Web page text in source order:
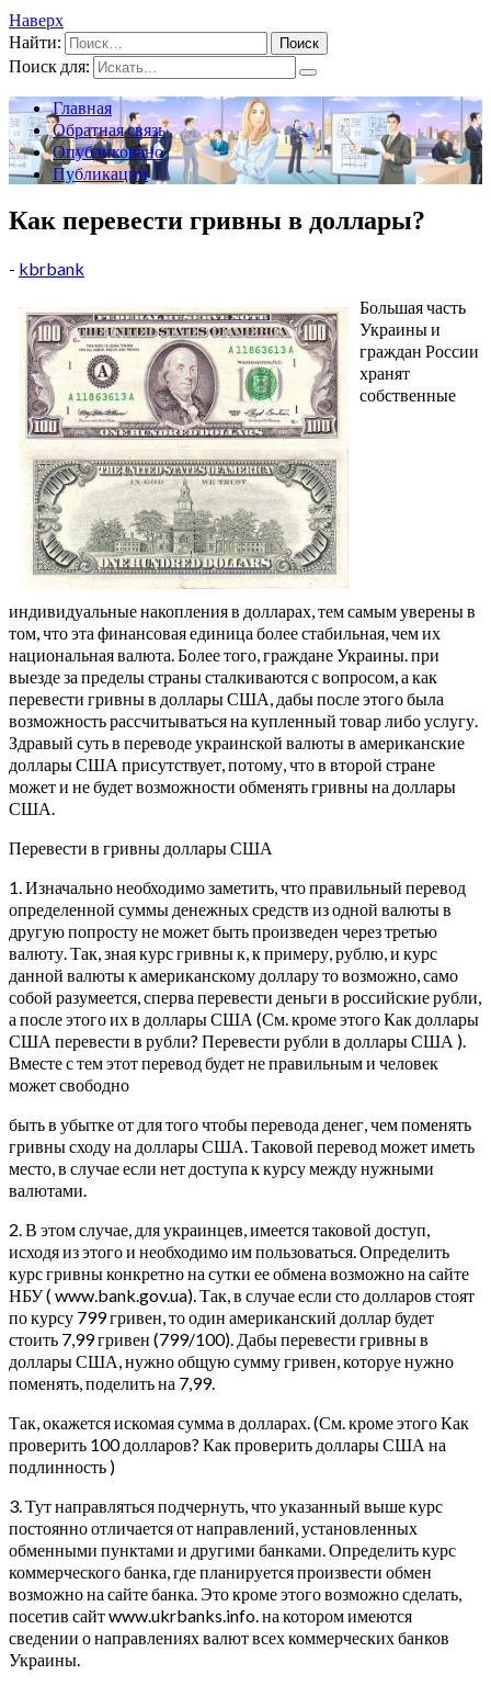
Наверх
Найти:
Поиск для:
Главная
Обратная связь
Опубликовано
Публикации
Как перевести гривны в доллары?
- kbrbank
Большая часть
Украины и
граждан России
хранят
собственные
индивидуальные накопления в долларах, тем самым уверены в
том, что эта финансовая единица более стабильная, чем их
национальная валюта. Более того, граждане Украины. при
выезде за пределы страны сталкиваются с вопросом, а как
перевести гривны в доллары США, дабы после этого была
возможность рассчитываться на купленный товар либо услугу.
Здравый суть в переводе украинской валюты в американские
доллары США присутствует, потому, что в второй стране
может и не будет возможности обменять гривны на доллары
США.
Перевести в гривны доллары США
1. Изначально необходимо заметить, что правильный перевод
определенной суммы денежных средств из одной валюты в
другую попросту не может быть произведен через третью
валюту. Так, зная курс гривны к, к примеру, рублю, и курс
данной валюты к американскому доллару то возможно, само
собой разумеется, сперва перевести деньги в российские рубли,
а после этого их в доллары США (См. кроме этого Как доллары
США перевести в рубли? Перевести рубли в доллары США ).
Вместе с тем этот перевод будет не правильным и человек
может свободно
быть в убытке от для того чтобы перевода денег, чем поменять
гривны сходу на доллары США. Таковой перевод может иметь
место, в случае если нет доступа к курсу между нужными
валютами.
2. В этом случае, для украинцев, имеется таковой доступ,
исходя из этого и необходимо им пользоваться. Определить
курс гривны конкретно на сутки ее обмена возможно на сайте
НБУ ( www.bank.gov.ua). Так, в случае если сто долларов стоят
по курсу 799 гривен, то один американский доллар будет
стоить 7,99 гривен (799/100). Дабы перевести гривны в
доллары США, нужно общую сумму гривен, которуе нужно
поменять, поделить на 7,99.
Так, окажется искомая сумма в долларах. (См. кроме этого Как
проверить 100 долларов? Как проверить доллары США на
подлинность )
3. Тут направляться подчернуть, что указанный выше курс
постоянно отличается от направлений, установленных
обменными пунктами и другими банками. Определить курс
коммерческого банка, где планируется произвести обмен
возможно на сайте банка. Это кроме этого возможно сделать,
посетив сайт www.ukrbanks.info. на котором имеются
сведении о направлениях валют всех коммерческих банков
Украины.